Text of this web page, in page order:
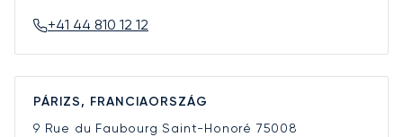
+41 44 810 12 12
PÁRIZS, FRANCIAORSZÁG
9 Rue du Faubourg Saint-Honoré 75008